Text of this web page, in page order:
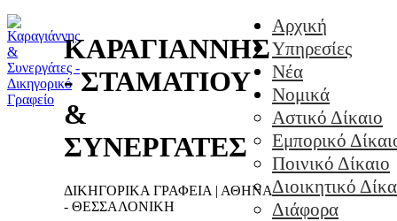
ΚΑΡΑΓΙΑΝΝΗΣ
- ΣΤΑΜΑΤΙΟΥ
&
ΣΥΝΕΡΓΑΤΕΣ
ΔΙΚΗΓΟΡΙΚΑ ΓΡΑΦΕΙΑ | ΑΘΗΝΑ
- ΘΕΣΣΑΛΟΝΙΚΗ
Αρχική
Υπηρεσίες
Νέα
Νομικά
Αστικό Δίκαιο
Εμπορικό
Ποινικό Δίκαιο
Διοικητικό
Διάφορα